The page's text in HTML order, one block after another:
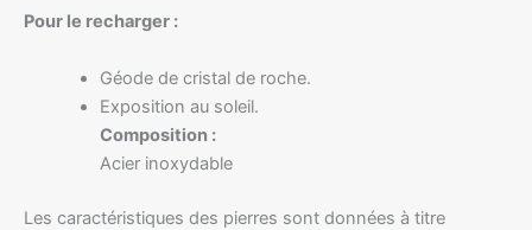
Pour le recharger :
Géode de cristal de roche.
Exposition au soleil.
Composition :
Acier inoxydable
Les caractéristiques des pierres sont données à titre